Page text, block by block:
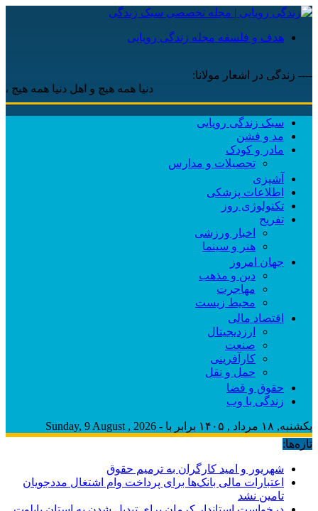
هدف و فلسفه مجله زندگی رویایی
---- زندگی در اشعار مولانا:
دنیا همه هیچ و اهل دنیا همه هیچ ، ‌ای
سبک زندگی رویایی
مد و فشن
مادر و کودک
تحصیلات و مدارس
آشپزی
اطلاعات پزشکی
تکنولوژی روز
تفریح
اخبار ورزشی
هنر و سینما
جهان امروز
دین و مذهب
مهاجرت
محیط زیست
اقتصاد مالی
ارزدیجیتال
صنعت
کارآفرینی
حمل و نقل
حقوق و قضا
زندگی با وب
یکشنبه, ۱۸ مرداد , ۱۴۰۵ برابر با - Sunday, 9 August , 2026
تازه‌ها:
شهریور و امید کارگران به ترمیم حقوق
اعتبارات مالی بانک‌ها برای پرداخت وام اشتغال مددجویان
تامین نشد